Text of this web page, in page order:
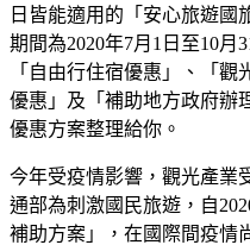
日皆能適用的「安心旅遊國
期間為2020年7月1日至10月
「自由行住宿優惠」、「
優惠」及「補助地方政府辦
優惠方案整理給你。
今年受疫情影響，觀光產業
通部為刺激國民旅遊，自
補助方案」，在國際間疫情